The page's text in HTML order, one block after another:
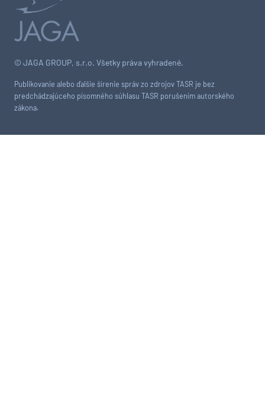
© JAGA GROUP, s.r.o. Všetky práva vyhradené.
Publikovanie alebo ďalšie šírenie správ zo zdrojov TASR je bez
predchádzajúceho písomného súhlasu TASR porušením autorského
zákona.